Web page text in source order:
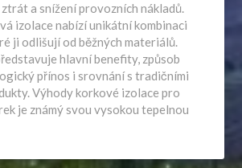
a snížení provozních nákladů.
izolace nabízí unikátní kombinaci
ji odlišují od běžných materiálů.
hlavní benefity, způsob
přínos i srovnání s tradičními
Výhody korkové izolace pro
je známý svou vysokou tepelnou